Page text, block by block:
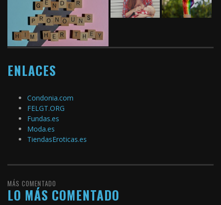
ENLACES
Condonia.com
FELGT.ORG
Fundas.es
Moda.es
TiendasEroticas.es
MÁS COMENTADO
LO MÁS COMENTADO